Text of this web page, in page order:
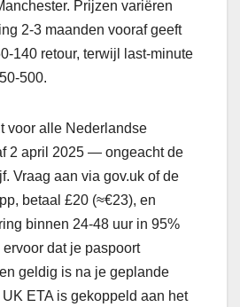
Prijzen variëren
2-3 maanden vooraf geeft
140 retour, terwijl last-minute
500.
voor alle Nederlandse
2 april 2025 — ongeacht de
Vraag aan via gov.uk of de
betaal £20 (≈€23), en
binnen 24-48 uur in 95%
dat je paspoort
geldig is na je geplande
ETA is gekoppeld aan het